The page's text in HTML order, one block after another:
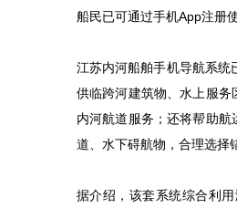
船民已可通过手机App注册
江苏内河船舶手机导航系统
供临跨河建筑物、水上服
内河航道服务；还将帮助
道、水下碍航物，合理选择
据介绍，该套系统综合利